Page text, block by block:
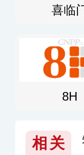
喜临
8H
相关